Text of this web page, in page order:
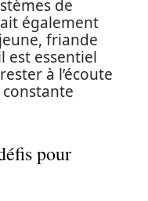
de
également
friande
est essentiel
à l’écoute
constante
pour